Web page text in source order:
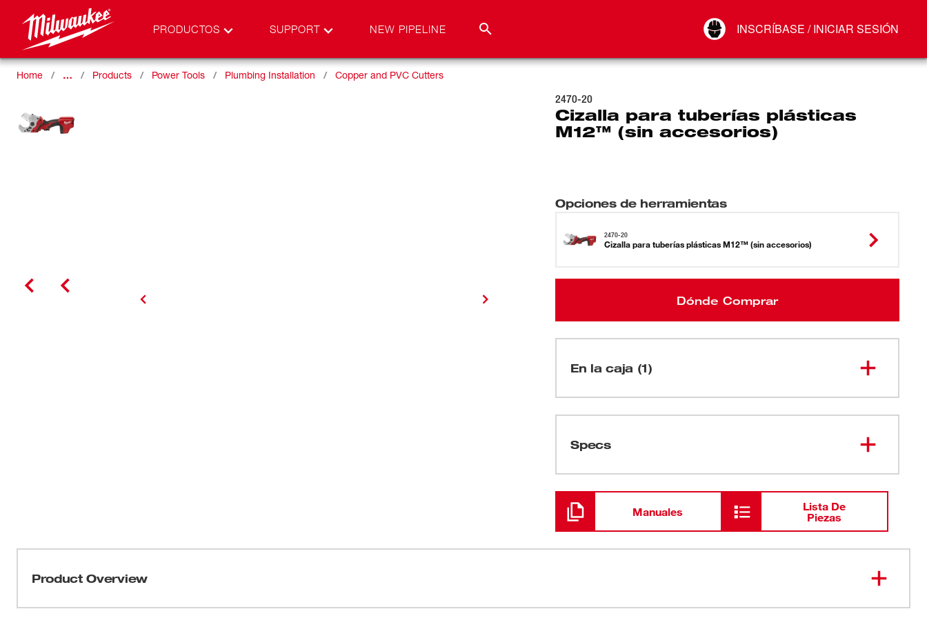
PRODUCTOS SUPPORT NEW PIPELINE INSCRÍBASE / INICIAR SESIÓN
Conectar
Home … Products Power Tools Plumbing Installation Copper and PVC Cutters
2470-20
Cizalla para tuberías plásticas
M12™ (sin accesorios)
Opciones de herramientas
2470-20
Cizalla para tuberías plásticas M12™ (sin accesorios)
Dónde Comprar
En la caja (1)
Specs
Cargando
Manuales
Lista De
Piezas
Product Overview